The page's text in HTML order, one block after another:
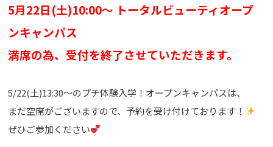
5月22日(土)10:00～ トータルビューティオープ
ンキャンパス
満席の為、受付を終了させていただきます。
5/22(土)13:30～のプチ体験入学！オープンキャンパスは、
まだ空席がございますので、予約を受け付けております！
ぜひご参加ください